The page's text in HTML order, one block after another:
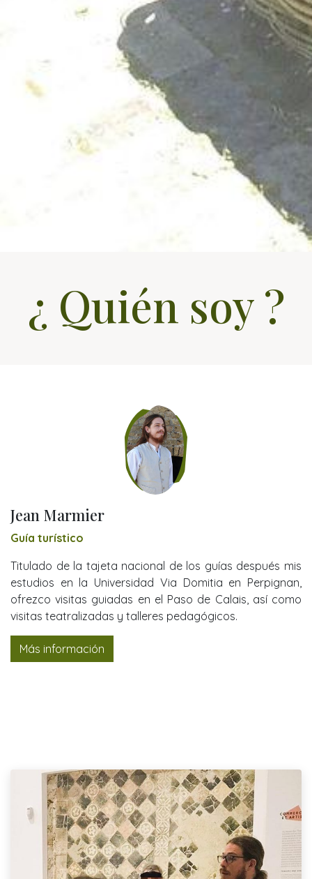
¿ Quién soy ?
Jean Marmier
Guía turístico
Titulado de la tajeta nacional de los guías después mis
estudios en la Universidad Via Domitia en Perpignan,
ofrezco visitas guiadas en el Paso de Calais, así como
visitas teatralizadas y talleres pedagógicos.
Más información